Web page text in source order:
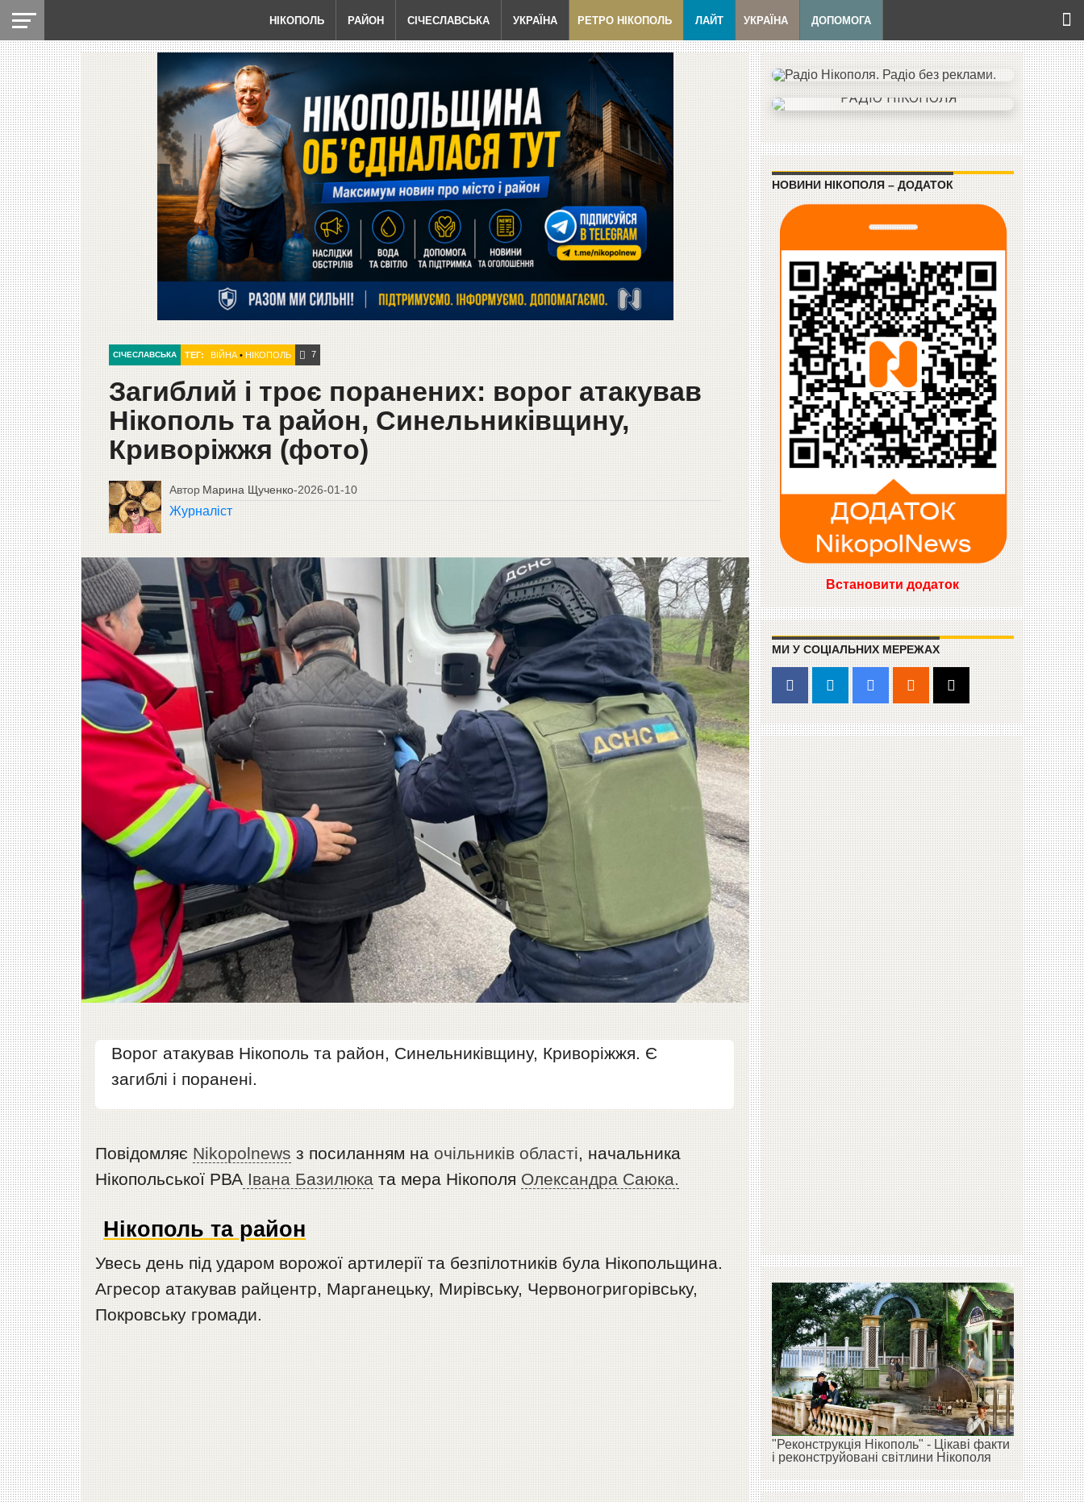
НІКОПОЛЬ РАЙОН СІЧЕСЛАВСЬКА УКРАЇНА РЕТРО НІКОПОЛЬ ЛАЙТ УКРАЇНА ДОПОМОГА
СІЧЕСЛАВСЬКА ТЕГ: ВІЙНА• НІКОПОЛЬ 7
Загиблий і троє поранених: ворог атакував
Нікополь та район, Синельниківщину,
Криворіжжя (фото)
Автор Марина Щученко-2026-01-10
Журналіст
Ворог атакував Нікополь та район, Синельниківщину, Криворіжжя. Є
загиблі і поранені.
Повідомляє Nikopolnews з посиланням на очільників області, начальника
Нікопольської РВА Івана Базилюка та мера Нікополя Олександра Саюка.
Нікополь та район
Увесь день під ударом ворожої артилерії та безпілотників була Нікопольщина.
Агресор атакував райцентр, Марганецьку, Мирівську, Червоногригорівську,
Покровську громади.
НОВИНИ НІКОПОЛЯ – ДОДАТОК
Встановити додаток
МИ У СОЦІАЛЬНИХ МЕРЕЖАХ
"Реконструкція Нікополь" - Цікаві факти
і реконструйовані світлини Нікополя